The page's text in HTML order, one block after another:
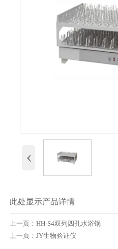
‹
此处显示产品详情
上一页： HH-S4双列四孔水浴锅
上一页： JY生物验证仪